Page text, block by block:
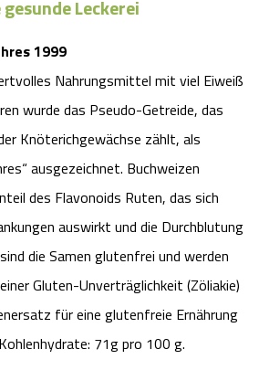
Leckerei
1999
Nahrungsmittel mit viel Eiweiß
wurde das Pseudo-Getreide, das
Knöterichgewächse zählt, als
ausgezeichnet. Buchweizen
des Flavonoids Ruten, das sich
auswirkt und die Durchblutung
die Samen glutenfrei und werden
Gluten-Unverträglichkeit (Zöliakie)
für eine glutenfreie Ernährung
71g pro 100 g.